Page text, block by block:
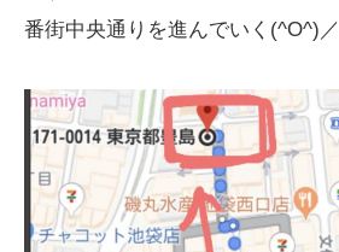
番街中央通りを進んでいく(^O^)／